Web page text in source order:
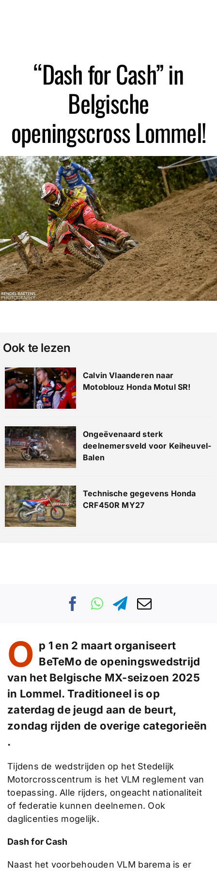
“Dash for Cash” in
Belgische
openingscross Lommel!
Ook te lezen
Calvin Vlaanderen naar
Motoblouz Honda Motul SR!
Ongeëvenaard sterk
deelnemersveld voor Keiheuvel-
Balen
Technische gegevens Honda
CRF450R MY27
O p 1 en 2 maart organiseert
BeTeMo de openingswedstrijd
van het Belgische MX-seizoen 2025
in Lommel. Traditioneel is op
zaterdag de jeugd aan de beurt,
zondag rijden de overige categorieën
.
Tijdens de wedstrijden op het Stedelijk
Motorcrosscentrum is het VLM reglement van
toepassing. Alle rijders, ongeacht nationaliteit
of federatie kunnen deelnemen. Ook
daglicenties mogelijk.
Dash for Cash
Naast het voorbehouden VLM barema is er